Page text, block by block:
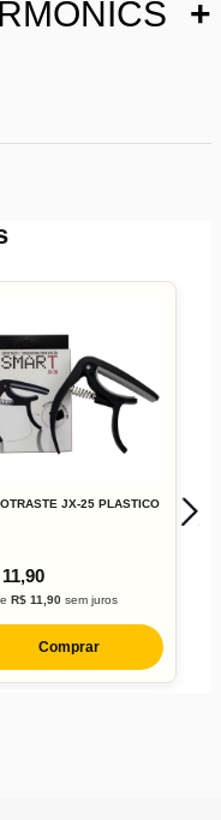
+
JX-25 PLASTICO
R$ 11,90 sem juros
Comprar